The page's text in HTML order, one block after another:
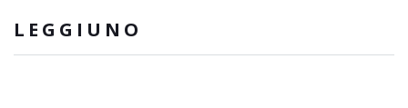
LEGGIUNO